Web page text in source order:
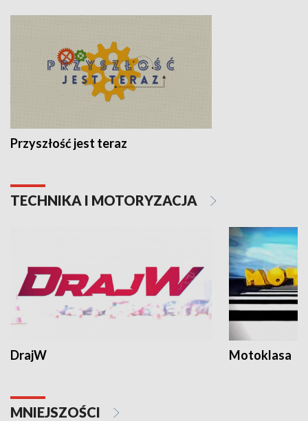
Przyszłość jest teraz
TECHNIKA I MOTORYZACJA
DrajW Motoklasa
MNIEJSZOŚCI